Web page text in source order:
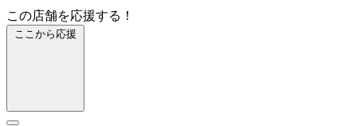
この店舗を応援する！
ここから応援